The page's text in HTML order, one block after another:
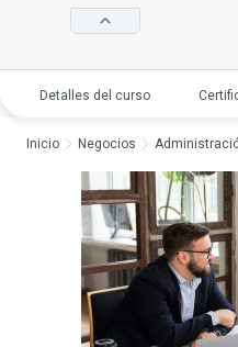
Detalles del curso
Inicio Negocios